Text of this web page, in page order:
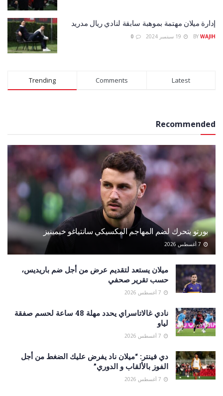
إدارة ميلان مهتمة بموهبة سابقة لنادي ريال مدريد
BY WAJIH
Trending Comments Latest
Recommended
بورتو يتحرك لضم المهاجم المكسيكي سانتياغو خيمينيز
ميلان يستعد لتقديم عرض من أجل ضم باريديس،
حسب تقرير صحفي
نادي غالاتاسراي يحدد مهلة 48 ساعة لحسم صفقة
لياو
دي فينتر: “ميلان ناد يفرض عليك الضغط من أجل
الفوز بالألقاب و الدوري”